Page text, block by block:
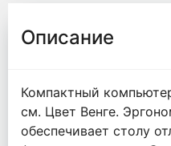
Описание
Компактный
см. Цвет Венге.
обеспечивает столу